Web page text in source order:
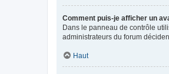
Comment puis-je afficher un
Dans le panneau de contrôle
administrateurs du forum
Haut